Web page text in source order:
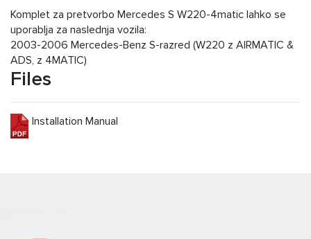
Komplet za pretvorbo Mercedes S W220-4matic lahko se
uporablja za naslednja vozila:
2003-2006 Mercedes-Benz S-razred (W220 z AIRMATIC &
ADS, z 4MATIC)
Files
Installation Manual